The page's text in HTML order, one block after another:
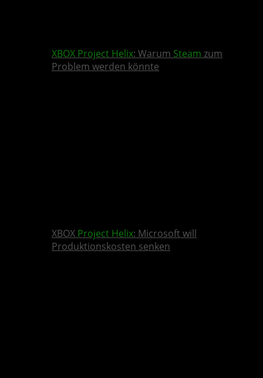
XBOX Project Helix: Warum Steam zum
Problem werden könnte
XBOX Project Helix: Microsoft will
Produktionskosten senken